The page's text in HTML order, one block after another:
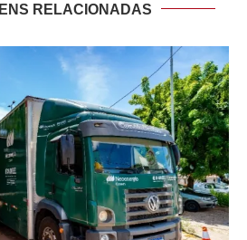
RELACIONADAS